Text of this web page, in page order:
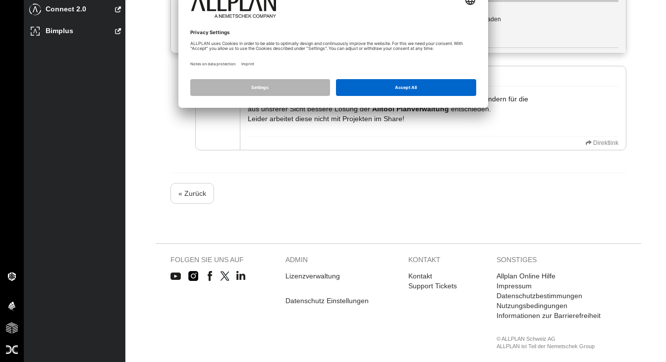
Connect 2.0
Bimplus
Screenshot 2024-07-22 Exchange…
31-mal heruntergeladen
22.07.2024 - 10:30
Es hilft Dir jetzt nicht, aber wir haben uns nie auf Exchange "eingelassen", sondern für die
aus unsrerer Sicht bessere Lösung derAlltool Planverwaltungentschieden.
Leider arbeitet diese nicht mit Projekten im Share!
Direktlink
« Zurück
FOLGEN SIE UNS AUF ADMIN
Lizenzverwaltung
Datenschutz Einstellungen
KONTAKT
Kontakt
Support Tickets
SONSTIGES
Allplan Online Hilfe
Impressum
Datenschutzbestimmungen
Nutzungsbedingungen
Informationen zur Barrierefreiheit
© ALLPLAN Schweiz AG
ALLPLAN ist Teil der Nemetschek Group